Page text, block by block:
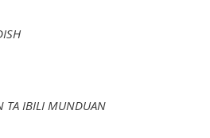
TA IBILI MUNDUAN